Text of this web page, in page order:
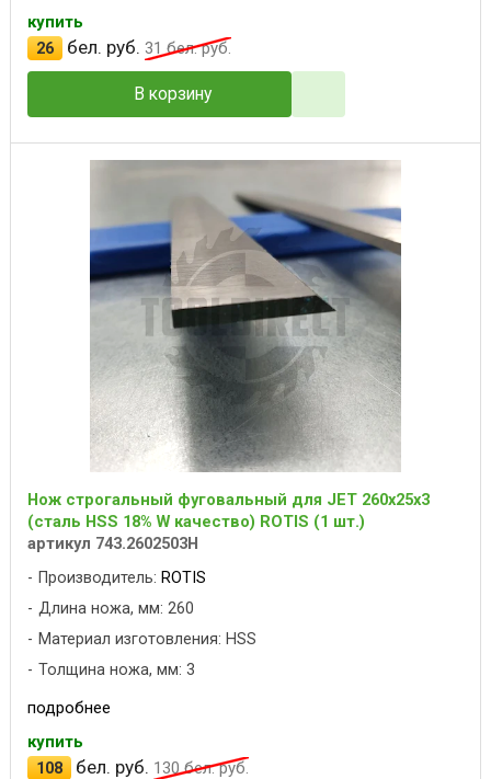
купить
26
бел. руб. 31 бел. руб.
В корзину
Нож строгальный фуговальный для JET 260x25x3
(сталь HSS 18% W качество) ROTIS (1 шт.)
артикул 743.2602503H
Производитель: ROTIS
Длина ножа, мм: 260
Материал изготовления: HSS
Толщина ножа, мм: 3
подробнее
купить
108
бел. руб. 130бел. руб.